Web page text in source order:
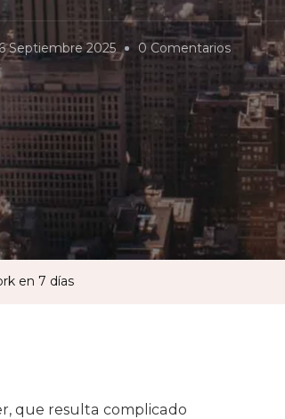
Septiembre 2025 0 ComentariosEn
Itinerario
Nueva
York
En
Días
en 7 días
que resulta complicado